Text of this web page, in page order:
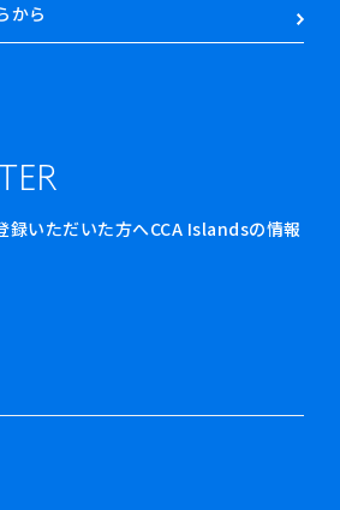
から
録いただいた方へCCA Islandsの情報